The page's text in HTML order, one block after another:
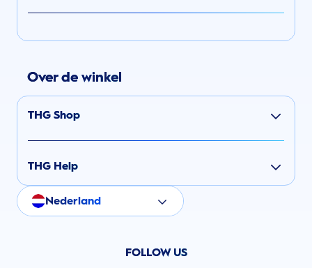
Over de winkel
THG Shop
THG Help
Nederland
FOLLOW US